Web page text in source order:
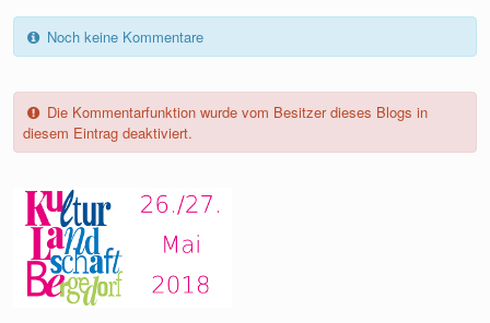
Noch keine Kommentare
Die Kommentarfunktion wurde vom Besitzer dieses Blogs in
diesem Eintrag deaktiviert.